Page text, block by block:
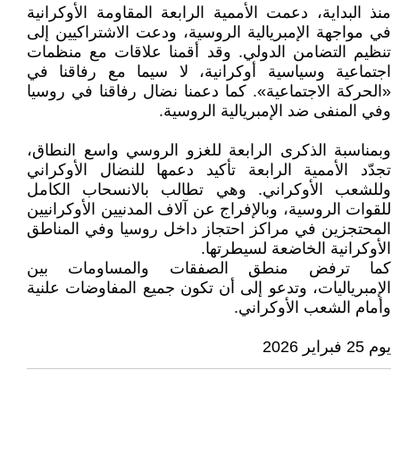
منذ البداية، دعمت الأممية الرابعة المقاومة الأوكرانية
في مواجهة الإمبريالية الروسية، ودعت الاشتراكيين إلى
تنظيم التضامن الدولي. وقد أقمنا علاقات مع منظمات
اجتماعية وسياسية أوكرانية، لا سيما مع رفاقنا في
«الحركة الاجتماعية». كما دعمنا نضال رفاقنا في روسيا
وفي المنفى ضد الإمبريالية الروسية.
وبمناسبة الذكرى الرابعة للغزو الروسي واسع النطاق،
تجدّد الأممية الرابعة تأكيد دعمها للنضال الأوكراني
وللشعب الأوكراني. وهي تطالب بالانسحاب الكامل
للقوات الروسية، وبالإفراج عن آلاف المدنيين الأوكرانيين
المحتجزين في مراكز احتجاز داخل روسيا وفي المناطق
الأوكرانية الخاضعة لسيطرتها.
كما ترفض منطق الصفقات والمساومات بين
الإمبرياليات، وتدعو إلى أن تكون جميع المفاوضات علنية
وأمام الشعب الأوكراني.
يوم 25 فبراير 2026